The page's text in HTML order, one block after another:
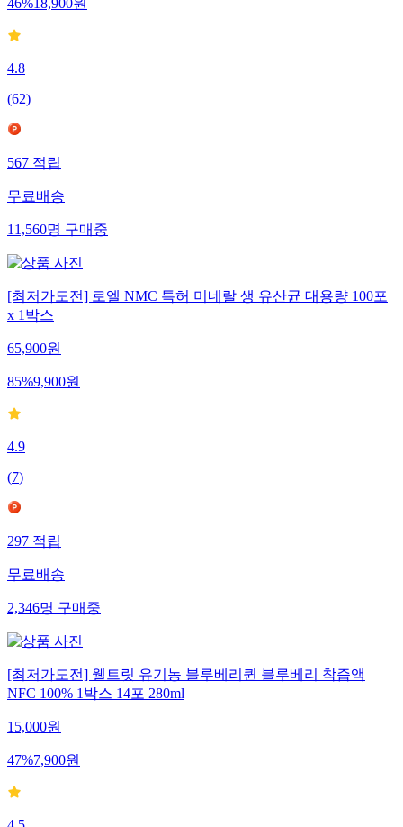
46%18,900원
4.8
(62)
567적립
무료배송
11,560명구매중
[최저가도전] 로엘 NMC 특허 미네랄 생 유산균 대용량 100포
x 1박스
65,900원
85%9,900원
4.9
(7)
297적립
무료배송
2,346명구매중
[최저가도전] 웰트릿 유기농 블루베리퀸 블루베리 착즙액
NFC 100% 1박스 14포 280ml
15,000원
47%7,900원